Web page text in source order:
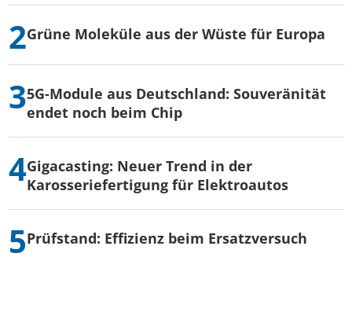
Grüne Moleküle aus der Wüste für Europa
5G-Module aus Deutschland: Souveränität
endet noch beim Chip
Gigacasting: Neuer Trend in der
Karosseriefertigung für Elektroautos
Prüfstand: Effizienz beim Ersatzversuch